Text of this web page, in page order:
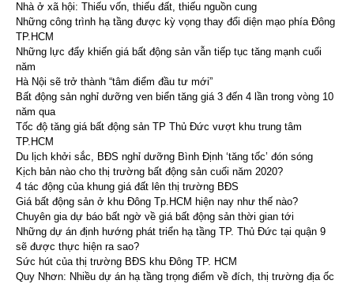
Nhà ở xã hội: Thiếu vốn, thiếu đất, thiếu nguồn cung
Những công trình hạ tầng được kỳ vọng thay đổi diện mạo phía Đông
TP.HCM
Những lực đẩy khiến giá bất động sản vẫn tiếp tục tăng mạnh cuối
năm
Hà Nội sẽ trở thành “tâm điểm đầu tư mới”
Bất động sản nghỉ dưỡng ven biển tăng giá 3 đến 4 lần trong vòng 10
năm qua
Tốc độ tăng giá bất động sản TP Thủ Đức vượt khu trung tâm
TP.HCM
Du lịch khởi sắc, BĐS nghỉ dưỡng Bình Định ‘tăng tốc’ đón sóng
Kịch bản nào cho thị trường bất động sản cuối năm 2020?
4 tác động của khung giá đất lên thị trường BĐS
Giá bất động sản ở khu Đông Tp.HCM hiện nay như thế nào?
Chuyên gia dự báo bất ngờ về giá bất động sản thời gian tới
Những dự án định hướng phát triển hạ tầng TP. Thủ Đức tại quận 9
sẽ được thực hiện ra sao?
Sức hút của thị trường BĐS khu Đông TP. HCM
Quy Nhơn: Nhiều dự án hạ tầng trọng điểm về đích, thị trường địa ốc